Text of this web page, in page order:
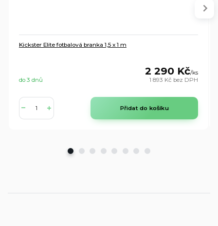
Kickster Elite fotbalová branka 1,5 x 1 m
2 290 Kč/ks
1 893 Kč bez DPH
do 3 dnů
Přidat do košíku